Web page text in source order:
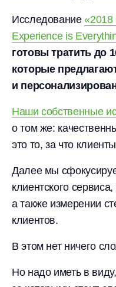
Исследование«2018
Experience is
готовы тратить до
которые
и
Наши собственные
о том же:
это то, за что
Далее мы
клиентского
а также измерении
клиентов.
В этом нет ничего
Но надо иметь в